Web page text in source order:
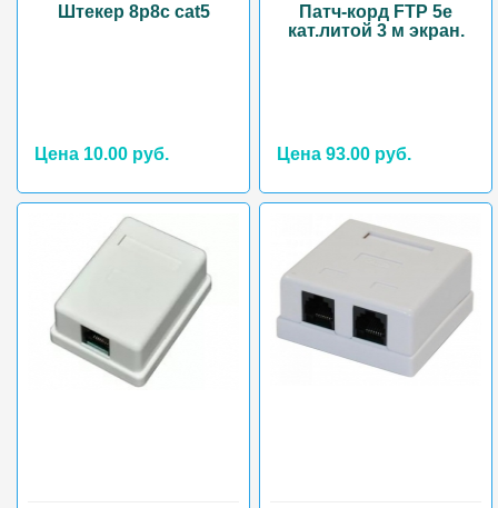
Штекер 8p8c cat5
Цена 10.00 руб.
Патч-корд FTP 5e
кат.литой 3 м экран.
Цена 93.00 руб.